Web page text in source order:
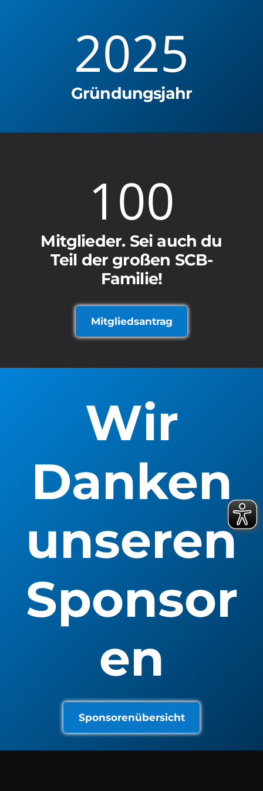
2025
Gründungsjahr
100
Mitglieder. Sei auch du
Teil der großen SCB-
Familie!
Mitgliedsantrag
Wir
Danken
unseren
Sponsor
en
Sponsorenübersicht